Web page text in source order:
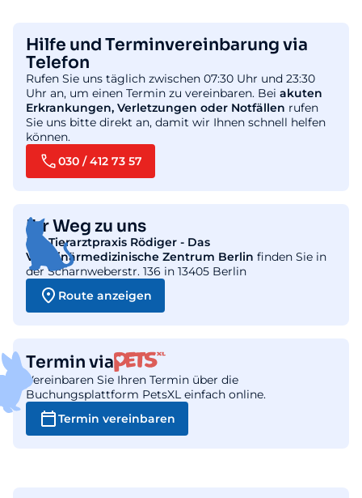
Hilfe und Terminvereinbarung via
Telefon
Rufen Sie uns täglich zwischen 07:30 Uhr und 23:30
Uhr an, um einen Termin zu vereinbaren. Bei akuten
Erkrankungen, Verletzungen oder Notfällen rufen
Sie uns bitte direkt an, damit wir Ihnen schnell helfen
können.
030 / 412 73 57
Ihr Weg zu uns
DieTierarztpraxis Rödiger - Das
Veterinärmedizinische Zentrum Berlin finden Sie in
der Scharnweberstr. 136 in 13405 Berlin
Route anzeigen
Termin via
Vereinbaren Sie Ihren Termin über die
Buchungsplattform PetsXL einfach online.
Termin vereinbaren